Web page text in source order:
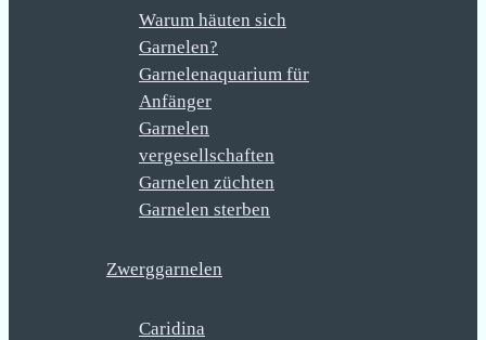
Warum häuten sich
Garnelen?
Garnelenaquarium für
Anfänger
Garnelen
vergesellschaften
Garnelen züchten
Garnelen sterben
Zwerggarnelen
Caridina